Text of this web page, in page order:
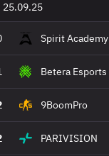
25.09.25
Spirit Academy
Betera Esports
9BoomPro
PARIVISION